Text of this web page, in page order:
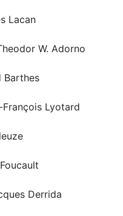
Lacan
W. Adorno
Barthes
François Lyotard
Derrida